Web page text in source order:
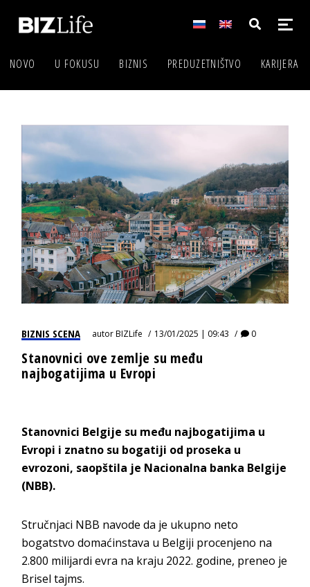
NOVO U FOKUSU BIZNIS PREDUZETNIŠTVO KARIJERA
BIZNIS SCENA autorBIZLife 13/01/2025 | 09:43 0
Stanovnici ove zemlje su među
najbogatijima u Evropi
Stanovnici Belgije su među najbogatijima u
Evropi i znatno su bogatiji od proseka u
evrozoni, saopštila je Nacionalna banka Belgije
(NBB).
Stručnjaci NBB navode da je ukupno neto
bogatstvo domaćinstava u Belgiji procenjeno na
2.800 milijardi evra na kraju 2022. godine, preneo je
Brisel tajms.